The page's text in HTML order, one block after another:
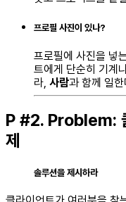
프로필 사진이 있나?
프로필에 사진을 넣
트에게 단순히 기계
라, 사람과 함께 일
P #2. Problem:
제
솔루션을 제시하라